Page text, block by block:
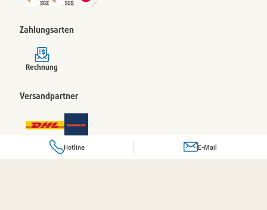
Zahlungsarten
Rechnung
Versandpartner
Hotline E-Mail